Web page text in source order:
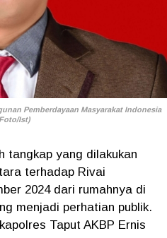
Pemberdayaan Masyarakat Indonesia
Ist)
tangkap yang dilakukan
terhadap Rivai
2024 dari rumahnya di
menjadi perhatian publik.
Taput AKBP Ernis